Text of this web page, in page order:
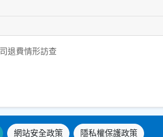
退費情形訪查
網站安全政策 隱私權保護政策